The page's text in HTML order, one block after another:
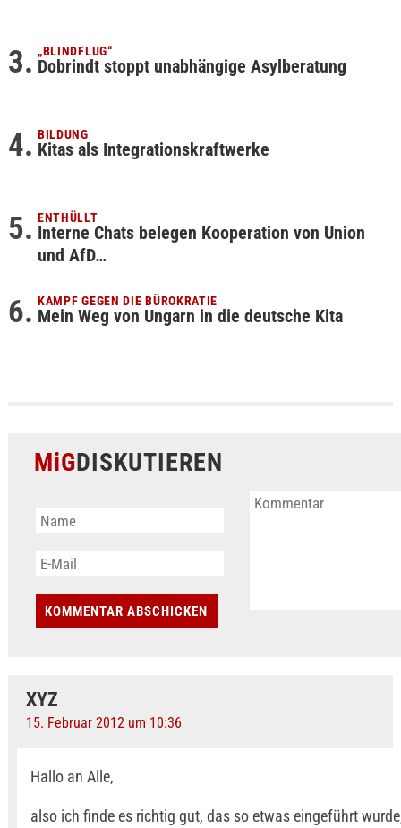
„BLINDFLUG“
Dobrindt stoppt unabhängige Asylberatung
BILDUNG
Kitas als Integrationskraftwerke
ENTHÜLLT
Interne Chats belegen Kooperation von Union
und AfD…
KAMPF GEGEN DIE BÜROKRATIE
Mein Weg von Ungarn in die deutsche Kita
MiGDISKUTIEREN
XYZ
15. Februar 2012 um 10:36
Hallo an Alle,
also ich finde es richtig gut, das so etwas eingeführt